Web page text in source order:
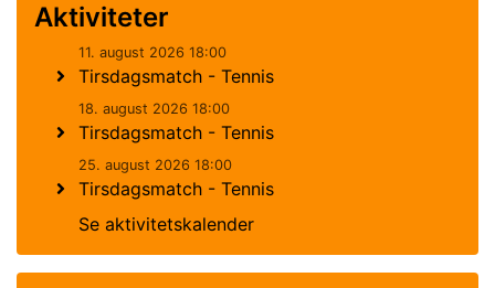
Aktiviteter
11. august 2026 18:00
Tirsdagsmatch - Tennis
18. august 2026 18:00
Tirsdagsmatch - Tennis
25. august 2026 18:00
Tirsdagsmatch - Tennis
Se aktivitetskalender